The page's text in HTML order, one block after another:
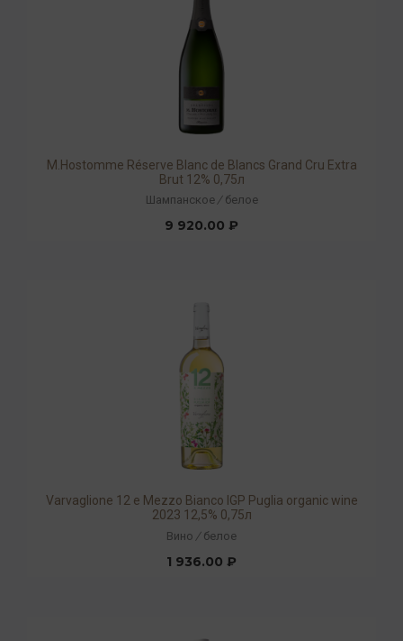
М.Hostomme Réserve Blanc de Blancs Grand Cru Extra
Brut 12% 0,75л
Шампанское / белое
9 920.00 ₽
Varvaglione 12 e Mezzo Bianco IGP Puglia organic wine
2023 12,5% 0,75л
Вино / белое
1 936.00 ₽